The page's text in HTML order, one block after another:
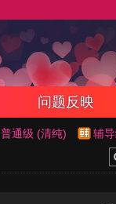
问题反映
普通级 (清纯) 辅